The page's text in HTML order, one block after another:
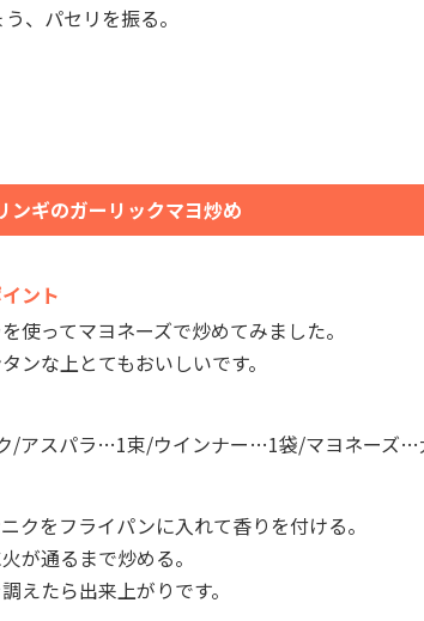
、パセリを振る。
ンギのガーリックマヨ炒め
ント
使ってマヨネーズで炒めてみました。
ンな上とてもおいしいです。
/アスパラ…1束/ウインナー…1袋/マヨネーズ
クをフライパンに入れて香りを付ける。
が通るまで炒める。
えたら出来上がりです。